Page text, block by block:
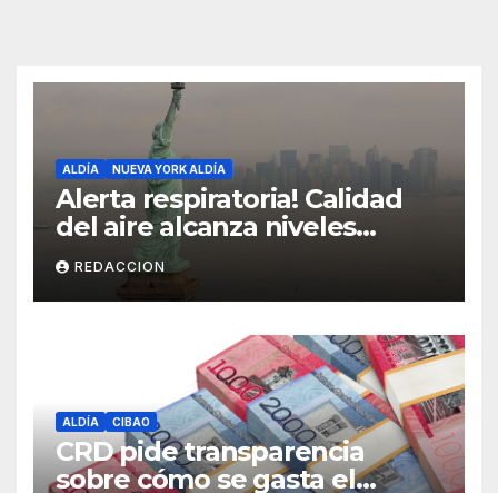
ALDÍA NUEVA YORK ALDÍA
Alerta respiratoria! Calidad
del aire alcanza niveles
peligrosos en NYC
REDACCION
ALDÍA CIBAO
CRD pide transparencia
sobre cómo se gasta el